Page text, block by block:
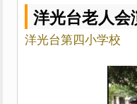
洋光台老人会
洋光台第四小学校